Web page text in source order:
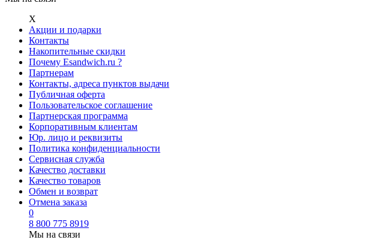
Х
Акции и подарки
Контакты
Накопительные скидки
Почему Esandwich.ru ?
Партнерам
Контакты, адреса пунктов выдачи
Публичная оферта
Пользовательское соглашение
Партнерская программа
Корпоративным клиентам
Юр. лицо и реквизиты
Политика конфиденциальности
Сервисная служба
Качество доставки
Качество товаров
Обмен и возврат
Отмена заказа
0
8 800 775 8919
Мы на связи